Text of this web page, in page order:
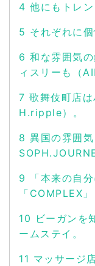
4 他にもトレ
5 それぞれに
6 和な雰囲気
ィスリーも（
7 歌舞伎町店
H.ripple）。
8 異国の雰囲
9
「本来の自
「COMPLEX」
10 ビーガンを
ームステイ。
11 マッサージ